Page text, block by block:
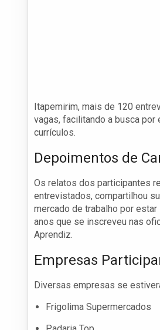
Itapemirim, mais de 120
vagas, facilitando a busca
currículos.
Depoimentos de
Os relatos dos participantes
entrevistados, compartilhou
mercado de trabalho por
anos que se inscreveu nas
Aprendiz.
Empresas
Diversas empresas se
Frigolima Supermercados